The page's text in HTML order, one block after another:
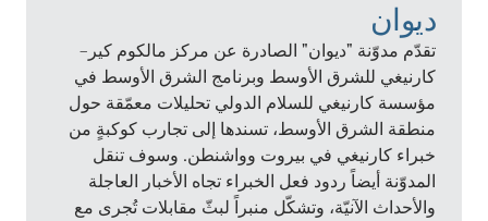
ديوان
تقدّم مدوّنة "ديوان" الصادرة عن مركز مالكوم كير–
كارنيغي للشرق الأوسط وبرنامج الشرق الأوسط في
مؤسسة كارنيغي للسلام الدولي تحليلات معمّقة حول
منطقة الشرق الأوسط، تسندها إلى تجارب كوكبةٍ من
خبراء كارنيغي في بيروت وواشنطن. وسوف تنقل
المدوّنة أيضاً ردود فعل الخبراء تجاه الأخبار العاجلة
والأحداث الآنيّة، وتشكّل منبراً لبثّ مقابلات تُجرى مع